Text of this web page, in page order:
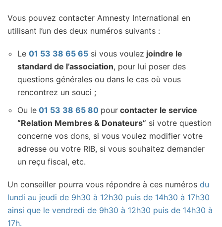
Vous pouvez contacter Amnesty International en
utilisant l’un des deux numéros suivants :
Le 01 53 38 65 65 si vous voulez joindre le
standard de l’association, pour lui poser des
questions générales ou dans le cas où vous
rencontrez un souci ;
Ou le 01 53 38 65 80 pour contacter le service
“Relation Membres & Donateurs” si votre question
concerne vos dons, si vous voulez modifier votre
adresse ou votre RIB, si vous souhaitez demander
un reçu fiscal, etc.
Un conseiller pourra vous répondre à ces numéros du
lundi au jeudi de 9h30 à 12h30 puis de 14h30 à 17h30
ainsi que le vendredi de 9h30 à 12h30 puis de 14h30 à
17h.